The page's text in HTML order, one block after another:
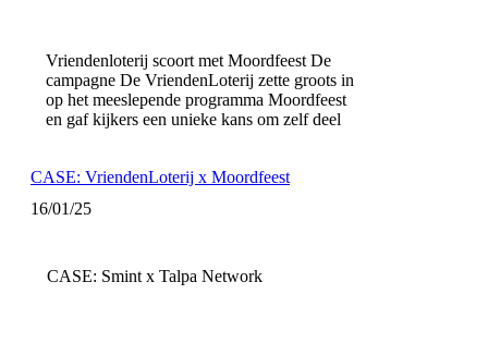
Vriendenloterij scoort met Moordfeest De
campagne De VriendenLoterij zette groots in
op het meeslepende programma Moordfeest
en gaf kijkers een unieke kans om zelf deel
CASE: VriendenLoterij x Moordfeest
16/01/25
CASE: Smint x Talpa Network